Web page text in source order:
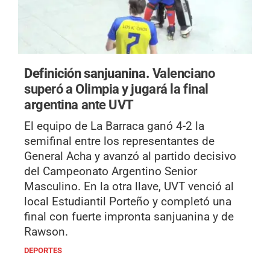
Definición sanjuanina. Valenciano
superó a Olimpia y jugará la final
argentina ante UVT
El equipo de La Barraca ganó 4-2 la
semifinal entre los representantes de
General Acha y avanzó al partido decisivo
del Campeonato Argentino Senior
Masculino. En la otra llave, UVT venció al
local Estudiantil Porteño y completó una
final con fuerte impronta sanjuanina y de
Rawson.
DEPORTES